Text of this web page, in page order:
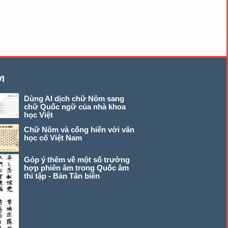
Dùng AI dịch chữ Nôm sang
chữ Quốc ngữ của nhà khoa
học Việt
Chữ Nôm và cống hiến với văn
học cổ Việt Nam
Góp ý thêm về một số trường
hợp phiên âm trong Quốc âm
thi tập - Bản Tân biên